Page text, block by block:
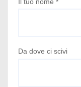
Da dove ci scivi